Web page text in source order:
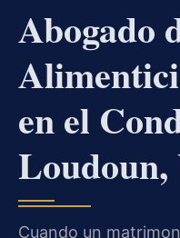
Abogado
en el
Loudoun,
Cuando un